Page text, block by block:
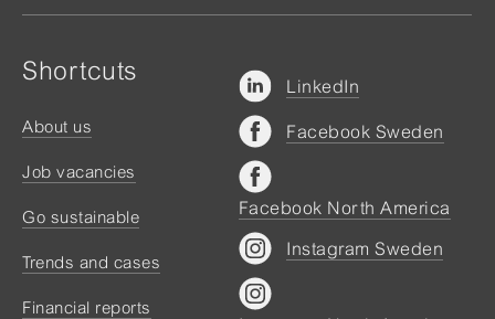
Shortcuts
About us
Job vacancies
Go sustainable
Trends and cases
Financial reports
LinkedIn
Facebook Sweden
Facebook North America
Instagram Sweden